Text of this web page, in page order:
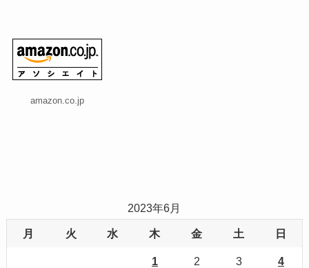
amazon.co.jp
2023年6月
月 火 水 木 金 土 日
1 2 3 4